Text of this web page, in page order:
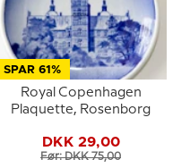
SPAR 61%
Royal Copenhagen
Plaquette, Rosenborg
DKK 29,00
Før: DKK 75,00